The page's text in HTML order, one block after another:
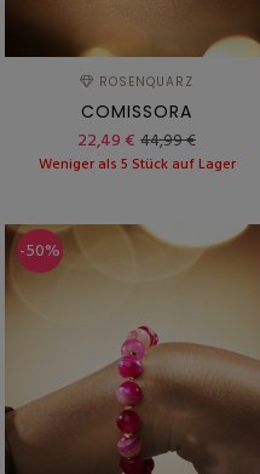
ROSENQUARZ
COMISSORA
22,49 € 44,99 €
Weniger als 5 Stück auf Lager
-50%